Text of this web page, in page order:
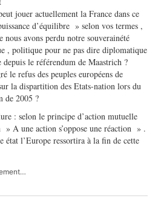
jouer actuellement la France dans ce
d’équilibre » selon vos termes ,
nous avons perdu notre souverainété
, politique pour ne pas dire diplomatique
le référendum de Maastrich ?
le refus des peuples européens de
la dispartition des Etats-nation lors du
de 2005 ?
: selon le principe d’action mutuelle
» A une action s’oppose une réaction » .
état l’Europe ressortira à la fin de cette